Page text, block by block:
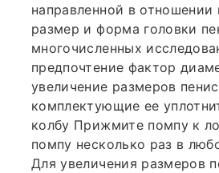
направленной в
размер и форма головки
многочисленных
предпочтение фактор
увеличение размеров
комплектующие ее
колбу Прижмите помпу к
помпу несколько раз в
Для увеличения размеров